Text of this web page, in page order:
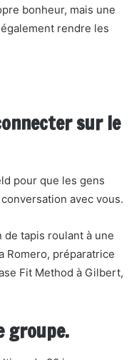
bonheur, mais une
rendre les
sur le
pour que les gens
avec vous.
tapis roulant à une
Romero, préparatrice
Fit Method à Gilbert,
groupe.